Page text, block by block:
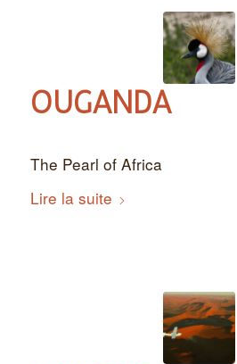
OUGANDA
The Pearl of Africa
Lire la suite